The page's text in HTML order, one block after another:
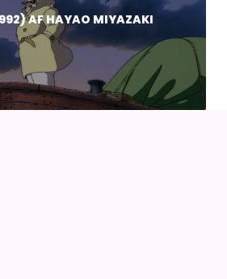
AF HAYAO MIYAZAKI